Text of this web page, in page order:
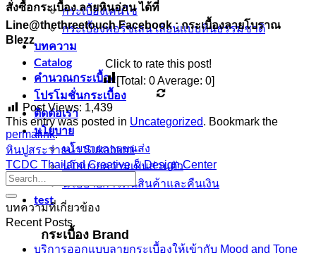
กระเบื้องเคนไซ
กระเบื้องพอร์ชเลน เลียนเเบบหินธรรมชาติ
บทความ
Catalog
คำนวณกระเบื้อง
โปรโมชั่นกระเบื้อง
ติดต่อเรา
นโยบาย
นโยบายการขนส่ง
นโยบายความเป็นส่วนตัว
นโยบายการคืนสินค้าและคืนเงิน
test
กระเบื้อง Brand
สั่งซื้อกระเบื้อง ลายหินอ่อน ได้ที่
Line@thethreetouchFacebook : กระเบื้องลายโบราณ
Blezz
Click to rate this post!
[Total: 0Average: 0]
Post Views: 1,439
This entry was posted in Uncategorized. Bookmark the
permalink.
หินปูสระว่ายน้ำ Sukabumi
TCDC Thailand Creative & Design Center
บทความที่เกี่ยวข้อง
Recent Posts
บริการออกแบบลายกระเบื้องให้เข้ากับ Mood and Tone